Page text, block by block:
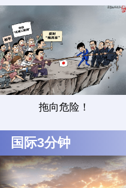
拖向危险！
国际3分钟